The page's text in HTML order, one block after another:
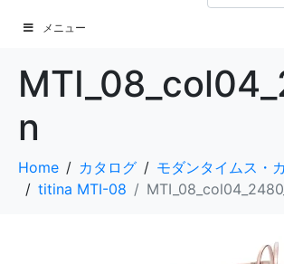
メニュー
n
Home カタログ
モダンタイムス・
titina MTI-08